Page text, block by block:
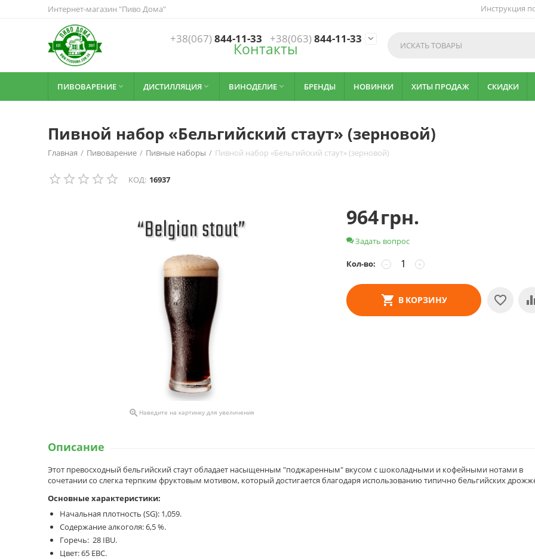
Интернет-магазин "Пиво Дома" Инструкция
+38(067)844-11-33 +38(063)844-11-33 
Контакты
ПИВОВАРЕНИЕ  ДИСТИЛЛЯЦИЯ  ВИНОДЕЛИЕ  БРЕНДЫ НОВИНКИ ХИТЫ ПРОДАЖ СКИДКИ
Пивной набор «Бельгийский стаут» (зерновой)
Главная / Пивоварение / Пивные наборы / Пивной набор «Бельгийский стаут» (зерновой)
КОД: 16937
 Наведите на картинку для увеличения
964грн.
Задать вопрос
Кол-во: +
−
В КОРЗИНУ
Описание
Этот превосходный бельгийский стаут обладает насыщенным "поджаренным" вкусом с шоколадными и кофейными нотами в
сочетании со слегка терпким фруктовым мотивом, который достигается благодаря использованию типично бельгийских
Основные характеристики:
Начальная плотность (SG): 1,059.
Содержание алкоголя: 6,5 %.
Горечь: 28 IBU.
Цвет: 65 EBC.